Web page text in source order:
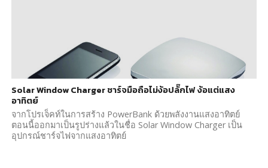
Solar Window Charger ชาร์จมือถือไม่ง้อปลั๊กไฟ ง้อแต่แสง
อาทิตย์
จากโปรเจ็คท์ในการสร้าง PowerBank ด้วยพลังงานแสงอาทิตย์
ตอนนี้ออกมาเป็นรูปร่างแล้วในชื่อ Solar Window Charger เป็น
อุปกรณ์ชาร์จไฟจากแสงอาทิตย์